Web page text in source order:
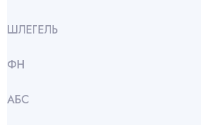
ШЛЕГЕЛЬ
ФН
АБС